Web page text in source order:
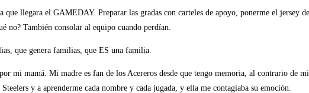
que llegara el GAMEDAY. Preparar las gradas con carteles de apoyo, ponerme el jersey
no? También consolar al equipo cuando perdían.
que genera familias, que ES una familia.
mi mamá. Mi madre es fan de los Acereros desde que tengo memoria, al contrario de
y a aprenderme cada nombre y cada jugada, y ella me contagiaba su emoción.